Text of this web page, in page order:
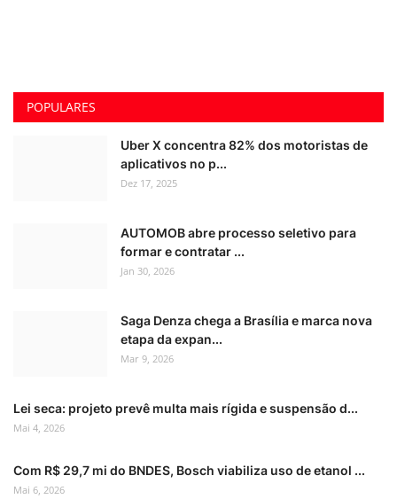
POPULARES
Uber X concentra 82% dos motoristas de
aplicativos no p...
Dez 17, 2025
AUTOMOB abre processo seletivo para
formar e contratar ...
Jan 30, 2026
Saga Denza chega a Brasília e marca nova
etapa da expan...
Mar 9, 2026
Lei seca: projeto prevê multa mais rígida e suspensão d...
Mai 4, 2026
Com R$ 29,7 mi do BNDES, Bosch viabiliza uso de etanol ...
Mai 6, 2026